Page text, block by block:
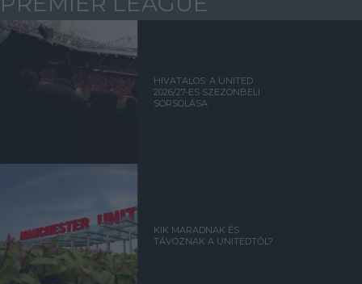
HIVATALOS: A UNITED
2026/27-ES SZEZONBELI
SORSOLÁSA
KIK MARADNAK ÉS
TÁVOZNAK A UNITEDTŐL?